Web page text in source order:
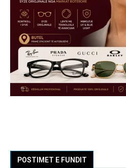
POSTIMET E FUNDIT